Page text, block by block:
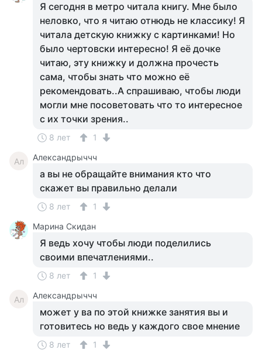
Я сегодня в метро читала книгу. Мне было
неловко, что я читаю отнюдь не классику! Я
читала детскую книжку с картинками! Но
было чертовски интересно! Я её дочке
читаю, эту книжку и должна прочесть
сама, чтобы знать что можно её
рекомендовать..А спрашиваю, чтобы люди
могли мне посоветовать что то интересное
с их точки зрения..
8 лет 1
Ал Александрыччч
а вы не обращайте внимания кто что
скажет вы правильно делали
8 лет
1
Марина Скидан
Я ведь хочу чтобы люди поделились
своими впечатлениями..
8 лет 1
Ал Александрыччч
может у ва по этой книжке занятия вы и
готовитесь но ведь у каждого свое мнение
8 лет
1